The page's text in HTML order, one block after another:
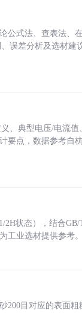
公式法、查表法、
误差分析及选材建
、典型电压/电流
要点，数据参考自
状态），结合
工业选材提供参考。
目对应的表面粗